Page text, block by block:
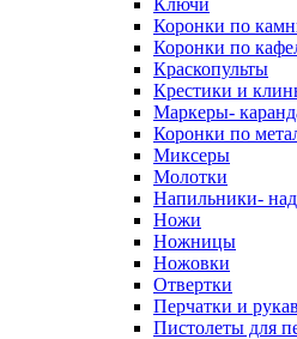
Ключи
Коронки по
Коронки по
Краскопульты
Крестики и
Маркеры-
Коронки по
Миксеры
Молотки
Напильники-
Ножи
Ножницы
Ножовки
Отвертки
Перчатки и
Пистолеты для